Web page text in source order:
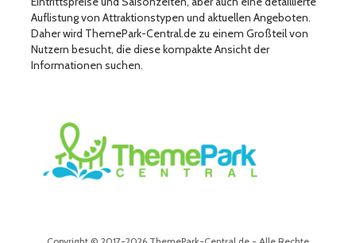
Auflistung von Attraktionstypen und aktuellen Angeboten.
Daher wird ThemePark-Central.de zu einem Großteil von
Nutzern besucht, die diese kompakte Ansicht der
Informationen suchen.